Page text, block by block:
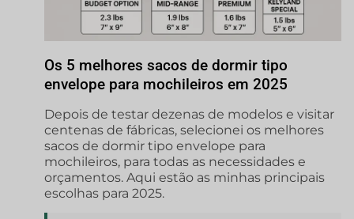
Os 5 melhores sacos de dormir tipo
envelope para mochileiros em 2025
Depois de testar dezenas de modelos e visitar
centenas de fábricas, selecionei os melhores
sacos de dormir tipo envelope para
mochileiros, para todas as necessidades e
orçamentos. Aqui estão as minhas principais
escolhas para 2025.